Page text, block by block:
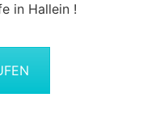
in Hallein !